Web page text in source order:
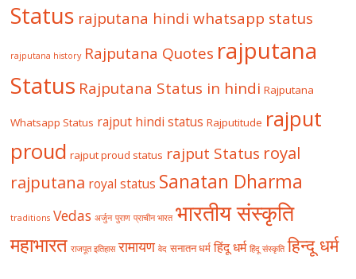
Status rajputana hindi whatsapp status
rajputana history Rajputana Quotes rajputana
Status Rajputana Status in hindi Rajputana
Whatsapp Status rajput hindi status Rajputitude rajput
proud rajput proud status rajput Status royal
rajputana royal status Sanatan Dharma
traditions Vedas अर्जुन पुराण प्राचीन भारत भारतीय संस्कृति
महाभारत राजपूत इतिहास रामायण वेद सनातन धर्म हिंदू धर्म हिंदू संस्कृति हिन्दू धर्म